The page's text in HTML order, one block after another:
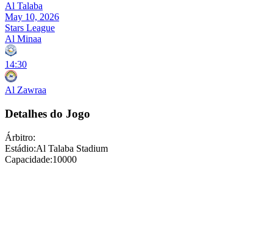
Al Talaba
May 10, 2026
Stars League
Al Minaa
14:30
Al Zawraa
Detalhes do Jogo
Árbitro:
Estádio:Al Talaba Stadium
Capacidade:10000